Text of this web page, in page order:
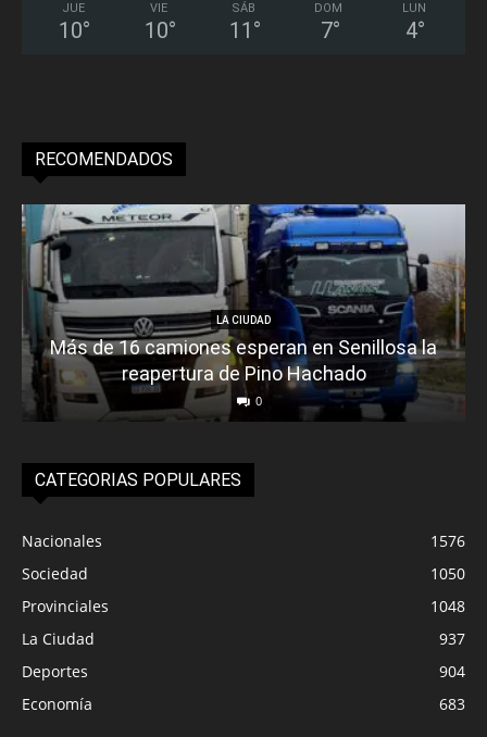
JUE
10°
VIE
10°
SÁB
11 °
DOM
7°
LUN
4°
RECOMENDADOS
LA CIUDAD
Más de 16 camiones esperan en Senillosa la
reapertura de Pino Hachado
0
CATEGORIAS POPULARES
Nacionales
1576
Sociedad
1050
Provinciales
1048
La Ciudad
937
Deportes
904
Economía
683